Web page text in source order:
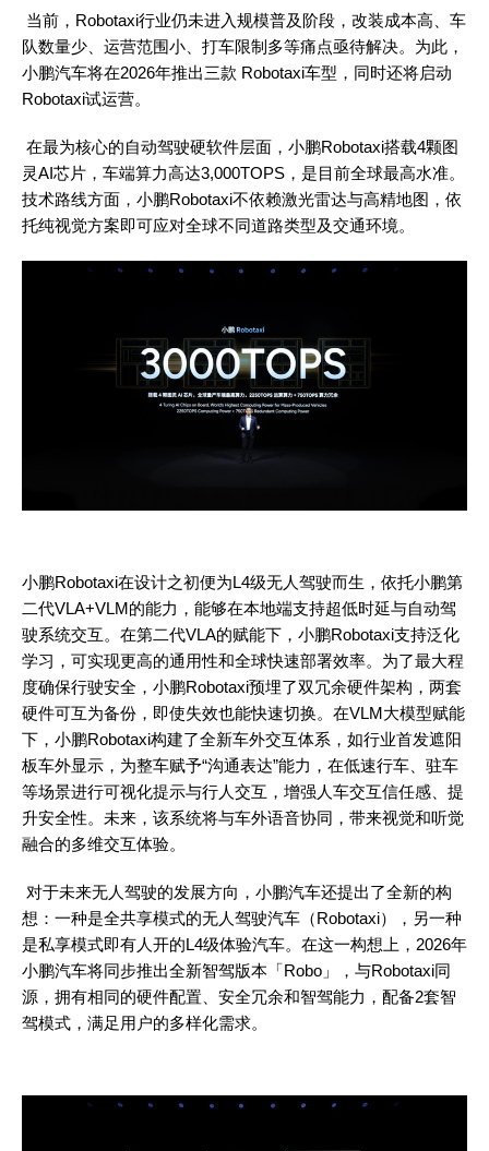
当前， Robotaxi行业仍未进入规模普及阶段，改装成本高、车
队数量少、运营范围小、打车限制多等痛点亟待解决。为此，
小鹏汽车将在2026年推出三款 Robotaxi车型，同时还将启动
Robotaxi试运营。
在最为核心的自动驾驶硬软件层面，小鹏Robotaxi搭载4颗图
灵AI芯片，车端算力高达3,000TOPS，是目前全球最高水准。
技术路线方面，小鹏Robotaxi不依赖激光雷达与高精地图，依
托纯视觉方案即可应对全球不同道路类型及交通环境。
小鹏Robotaxi在设计之初便为L4级无人驾驶而生，依托小鹏第
二代VLA+VLM的能力，能够在本地端支持超低时延与自动驾
驶系统交互。在第二代VLA的赋能下，小鹏Robotaxi支持泛化
学习，可实现更高的通用性和全球快速部署效率。为了最大程
度确保行驶安全，小鹏Robotaxi预埋了双冗余硬件架构，两套
硬件可互为备份，即使失效也能快速切换。在VLM大模型赋能
下，小鹏Robotaxi构建了全新车外交互体系，如行业首发遮阳
板车外显示，为整车赋予“沟通表达”能力，在低速行车、驻车
等场景进行可视化提示与行人交互，增强人车交互信任感、提
升安全性。未来，该系统将与车外语音协同，带来视觉和听觉
融合的多维交互体验。
对于未来无人驾驶的发展方向，小鹏汽车还提出了全新的构
想：一种是全共享模式的无人驾驶汽车（Robotaxi），另一种
是私享模式即有人开的L4级体验汽车。在这一构想上，2026年
小鹏汽车将同步推出全新智驾版本「Robo」，与Robotaxi同
源，拥有相同的硬件配置、安全冗余和智驾能力，配备2套智
驾模式，满足用户的多样化需求。